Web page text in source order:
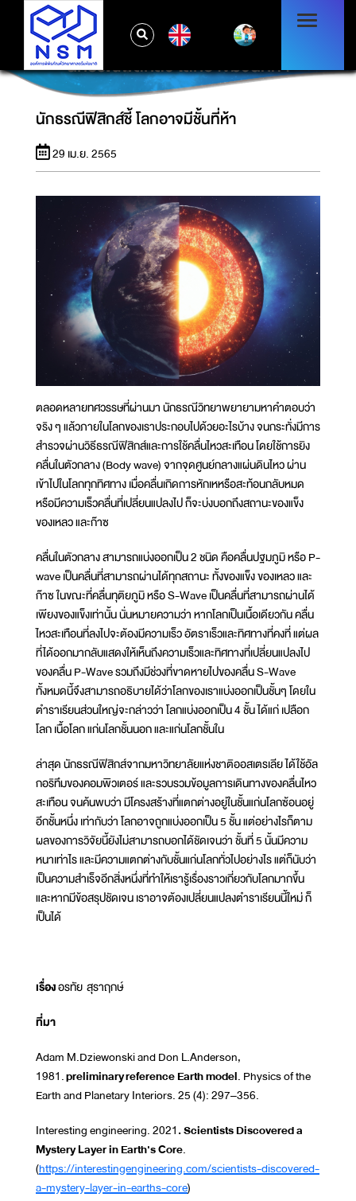
นักธรณีฟิสิกส์ชี้ โลกอาจมีชั้นที่ห้า
นักธรณีฟิสิกส์ชี้ โลกอาจมีชั้นที่ห้า
29 เม.ย. 2565
ตลอดหลายทศวรรษที่ผ่านมา นักธรณีวิทยาพยายามหาคำตอบว่า
จริง ๆ แล้วภายในโลกของเราประกอบไปด้วยอะไรบ้าง จนกระทั่งมีการ
สำรวจผ่านวิธีธรณีฟิสิกส์และการใช้คลื่นไหวสะเทือน โดยใช้การยิง
คลื่นในตัวกลาง (Body wave) จากจุดศูนย์กลางแผ่นดินไหว ผ่าน
เข้าไปในโลกทุกทิศทาง เมื่อคลื่นเกิดการหักเหหรือสะท้อนกลับหมด
หรือมีความเร็วคลื่นที่เปลี่ยนแปลงไป ก็จะบ่งบอกถึงสถานะของแข็ง
ของเหลว และก๊าซ
คลื่นในตัวกลาง สามารถแบ่งออกเป็น 2 ชนิด คือคลื่นปฐมภูมิ หรือ P-
wave เป็นคลื่นที่สามารถผ่านได้ทุกสถานะ ทั้งของแข็ง ของเหลว และ
ก๊าซ ในขณะที่คลื่นทุติยภูมิ หรือ S-Wave เป็นคลื่นที่สามารถผ่านได้
เพียงของแข็งเท่านั้น นั่นหมายความว่า หากโลกเป็นเนื้อเดียวกัน คลื่น
ไหวสะเทือนที่ลงไปจะต้องมีความเร็ว อัตราเร็วและทิศทางที่คงที่ แต่ผล
ที่ได้ออกมากลับแสดงให้เห็นถึงความเร็วและทิศทางที่เปลี่ยนแปลงไป
ของคลื่น P-Wave รวมถึงมีช่วงที่ขาดหายไปของคลื่น S-Wave
ทั้งหมดนี้จึงสามารถอธิบายได้ว่าโลกของเราแบ่งออกเป็นชั้นๆ โดยใน
ตำราเรียนส่วนใหญ่จะกล่าวว่า โลกแบ่งออกเป็น 4 ชั้น ได้แก่ เปลือก
โลก เนื้อโลก แก่นโลกชั้นนอก และแก่นโลกชั้นใน
ล่าสุด นักธรณีฟิสิกส์จากมหาวิทยาลัยแห่งชาติออสเตรเลีย ได้ใช้อัล
กอริทึมของคอมพิวเตอร์ และรวบรวมข้อมูลการเดินทางของคลื่นไหว
สะเทือน จนค้นพบว่า มีโครงสร้างที่แตกต่างอยู่ในชั้นแก่นโลกซ้อนอยู่
อีกชั้นหนึ่ง เท่ากับว่า โลกอาจถูกแบ่งออกเป็น 5 ชั้น แต่อย่างไรก็ตาม
ผลของการวิจัยนี้ยังไม่สามารถบอกได้ชัดเจนว่า ชั้นที่ 5 นั้นมีความ
หนาเท่าไร และมีความแตกต่างกับชั้นแก่นโลกทั่วไปอย่างไร แต่ก็นับว่า
เป็นความสำเร็จอีกสิ่งหนึ่งที่ทำให้เรารู้เรื่องราวเกี่ยวกับโลกมากขึ้น
และหากมีข้อสรุปชัดเจน เราอาจต้องเปลี่ยนแปลงตำราเรียนนี้ใหม่ ก็
เป็นได้
เรื่องอรทัย สุราฤกษ์
ที่มา
Adam M.Dziewonski and Don L.Anderson,
1981.preliminaryreference Earth model. Physics of the
Earth and Planetary Interiors. 25 (4): 297–356.
Interesting engineering. 2021. Scientists Discovered a
Mystery Layer in Earth's Core.
(https://interestingengineering.com/scientists-discovered-
a-mystery-layer-in-earths-core)